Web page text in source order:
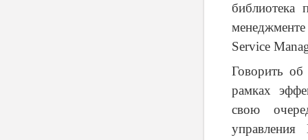
Service
Говорить
рамках
свою